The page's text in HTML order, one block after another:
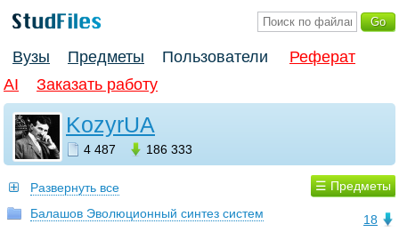
Вузы Предметы Пользователи
Реферат
AI
Заказать работу
KozyrUA
4 487 186 333
☰ Предметы
Развернуть все
18
Балашов Эволюционный синтез систем